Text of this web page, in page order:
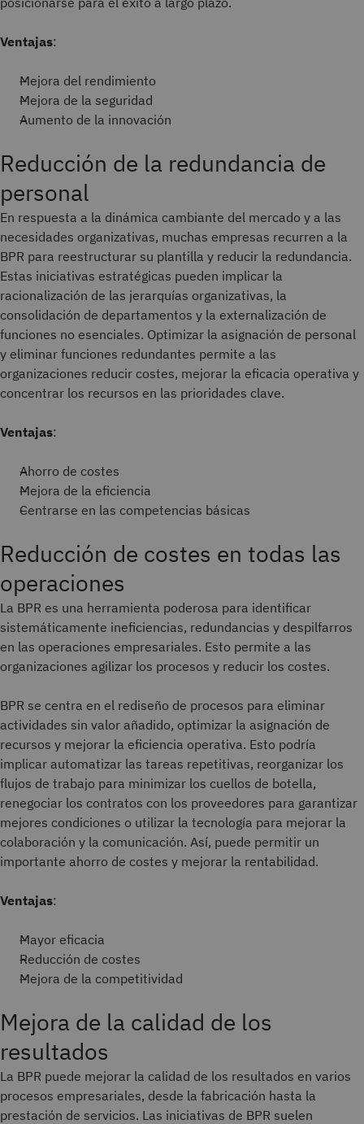
Ventajas:
Mejora del rendimiento
Mejora de la seguridad
Aumento de la innovación
Reducción de la redundancia de
personal
En respuesta a la dinámica cambiante del mercado y a las
necesidades organizativas, muchas empresas recurren a la
BPR para reestructurar su plantilla y reducir la redundancia.
Estas iniciativas estratégicas pueden implicar la
racionalización de las jerarquías organizativas, la
consolidación de departamentos y la externalización de
funciones no esenciales. Optimizar la asignación de personal
y eliminar funciones redundantes permite a las
organizaciones reducir costes, mejorar la eficacia operativa y
concentrar los recursos en las prioridades clave.
Ventajas:
Ahorro de costes
Mejora de la eficiencia
Centrarse en las competencias básicas
Reducción de costes en todas las
operaciones
La BPR es una herramienta poderosa para identificar
sistemáticamente ineficiencias, redundancias y despilfarros
en las operaciones empresariales. Esto permite a las
organizaciones agilizar los procesos y reducir los costes.
BPR se centra en el rediseño de procesos para eliminar
actividades sin valor añadido, optimizar la asignación de
recursos y mejorar la eficiencia operativa. Esto podría
implicar automatizar las tareas repetitivas, reorganizar los
flujos de trabajo para minimizar los cuellos de botella,
renegociar los contratos con los proveedores para garantizar
mejores condiciones o utilizar la tecnología para mejorar la
colaboración y la comunicación. Así, puede permitir un
importante ahorro de costes y mejorar la rentabilidad.
Ventajas:
Mayor eficacia
Reducción de costes
Mejora de la competitividad
Mejora de la calidad de los
resultados
La BPR puede mejorar la calidad de los resultados en varios
procesos empresariales, desde la fabricación hasta la
prestación de servicios. Las iniciativas de BPR suelen